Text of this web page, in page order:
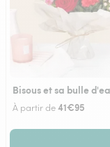
Bisous et sa bulle
À partir de41€95